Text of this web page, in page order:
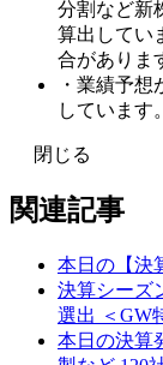
分割など新
算出してい
合がありま
・業績予
しています。
閉じる
関連記事
本日の【決
決算シーズ
選出 ＜GW
本日の決算